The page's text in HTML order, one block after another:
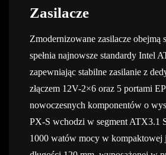
Zasilacze
Zmodernizowane zasilacze obejmą
spełnia najnowsze standardy Intel
zapewniając stabilne zasilanie z
złączem 12V-2×6 oraz 5 portami
nowoczesnych komponentów o
PX-S wchodzi w segment ATX3.1
1000 watów mocy w kompaktowej